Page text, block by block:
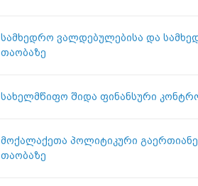
სამხედრო ვალდებულებისა და
თაობაზე
სახელმწიფო შიდა ფინანსური
მოქალაქეთა პოლიტიკური
თაობაზე